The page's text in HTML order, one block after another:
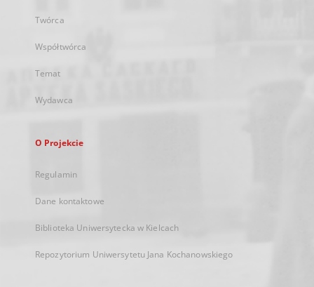
Twórca
Współtwórca
Temat
Wydawca
O Projekcie
Regulamin
Dane kontaktowe
Biblioteka Uniwersytecka w Kielcach
Repozytorium Uniwersytetu Jana Kochanowskiego